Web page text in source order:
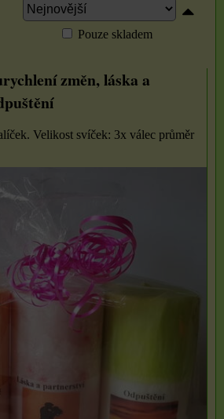
Pouze skladem
změn, láska a
Velikost svíček: 3x válec průměr